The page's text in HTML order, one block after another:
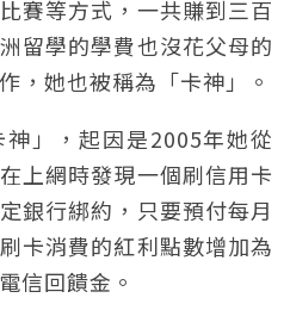
賽等方式，一共賺到三百
留學的學費也沒花父母的
，她也被稱為「卡神」。
」，起因是2005年她從
上網時發現一個刷信用卡
銀行綁約，只要預付每月
卡消費的紅利點數增加為
信回饋金。